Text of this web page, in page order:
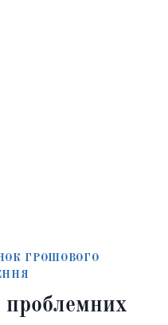
ГРОШОВОГО
проблемних